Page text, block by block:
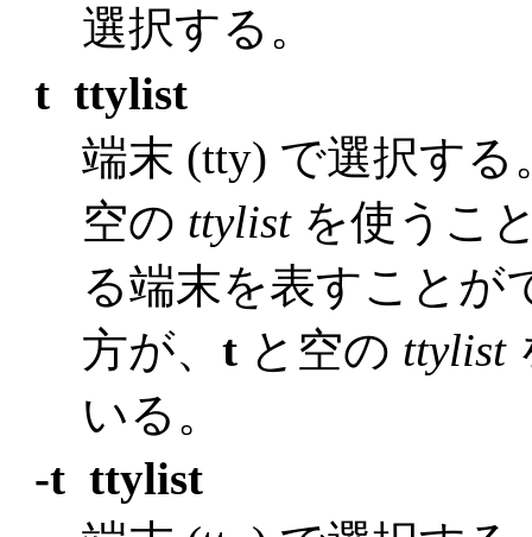
選択する。
t ttylist
端末 (tty) で選択す
空の ttylistを使うこ
る端末を表すことが
方が、t と空の ttylist
いる。
-t ttylist